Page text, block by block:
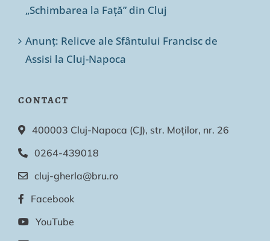
„Schimbarea la Față” din Cluj
Anunț: Relicve ale Sfântului Francisc de
Assisi la Cluj-Napoca
CONTACT
400003 Cluj-Napoca (CJ), str. Moților, nr. 26
0264-439018
cluj-gherla@bru.ro
Facebook
YouTube